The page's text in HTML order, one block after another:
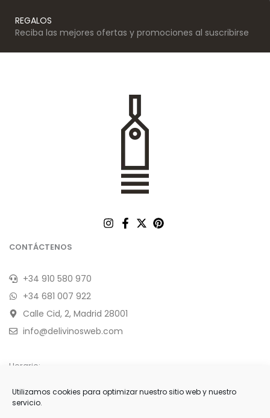
Utilizamos cookies para optimizar nuestro sitio web y nuestro
servicio.
REGALOS
Reciba las mejores ofertas y promociones al suscribirse
CONTÁCTENOS
+34 910 580 970
+34 681 007 922
Calle Cid, 2, Madrid 28001
info@delivinosweb.com
Horario:
De Lunes a Sábado 10:00 a 22:00 h.
Domingo y feriados de 11:00 a 18:00 h.